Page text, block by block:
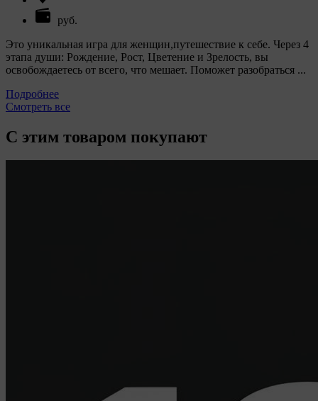
руб.
Это уникальная игра для женщин,путешествие к себе. Через 4
этапа души: Рождение, Рост, Цветение и Зрелость, вы
освобождаетесь от всего, что мешает. Поможет разобраться ...
Подробнее
Смотреть все
С этим товаром покупают